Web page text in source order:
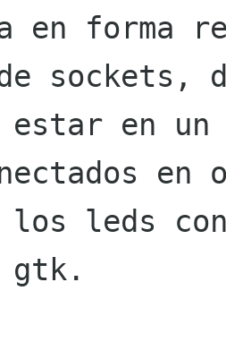
en forma
sockets,
estar en
los leds
gtk.